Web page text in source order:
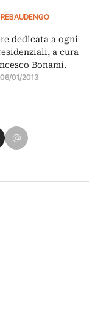
dedicata a ogni
a cura
Bonami.
06/01/2013
su Pinterest
su WhatsApp
Condividi su Email